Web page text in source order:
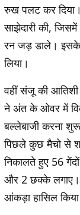
रुख पलट कर
साझेदारी की, जिसमें
रन जड़ डाले। इसके
लिया।
वहीं संजू की आतिशी
ने अंत के ओवर में
बल्लेबाजी करना
पिछले कुछ मैचो से
निकालते हुए 56
और 2 छक्के लगाए।
आंकड़ा हासिल